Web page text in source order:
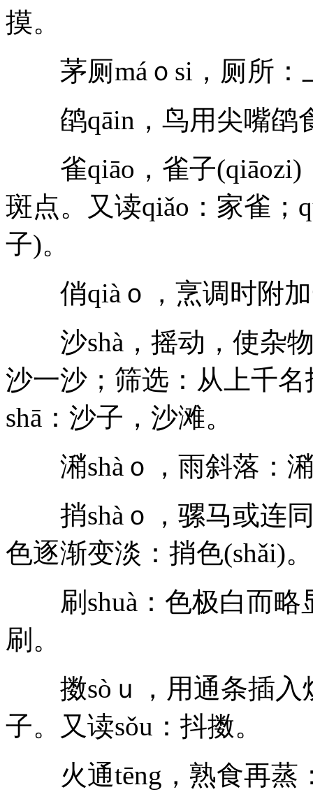
摸。
茅厕máｏsi，厕所：
鹐qāin，鸟用尖嘴鹐
雀qiāo，雀子(qiāozi)
斑点。又读qiǎo：家雀；
子)。
俏qiàｏ，烹调时附加
沙shà，摇动，使杂物
沙一沙；筛选：从上千
shā：沙子，沙滩。
潲shàｏ，雨斜落：潲
捎shàｏ，骡马或连同
色逐渐变淡：捎色(shǎi)
刷shuà：色极白而略
刷。
擞sòｕ，用通条插入
子。又读sǒu：抖擞。
火通tēng，熟食再蒸